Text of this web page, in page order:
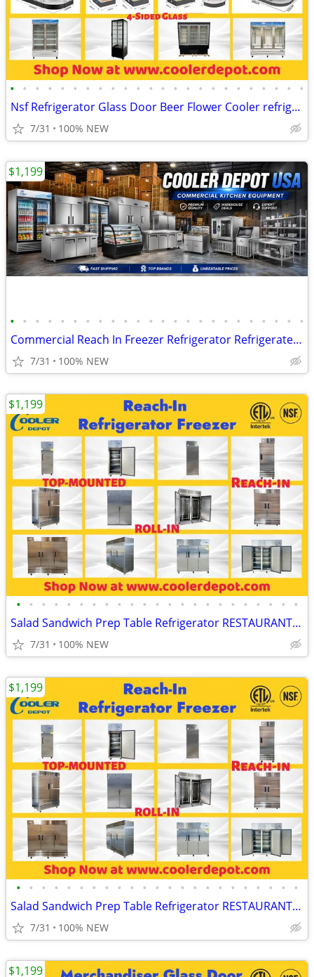
• • • • • • • • • • • • • • • • • • • • • • • •
Nsf Refrigerator Glass Door Beer Flower Cooler refrigerators RESTAURAN
7/31 100% NEW
• • • • • • • • • • • • • • • • • • • • • • • •
Commercial Reach In Freezer Refrigerator Refrigerated Cooler RESTAURAN
7/31 100% NEW
$1,199
• • • • • • • • • • • • • • • • • • • • • • •
Salad Sandwich Prep Table Refrigerator RESTAURANT EQUIPMENT More photo
7/31 100% NEW
$1,199
• • • • • • • • • • • • • • • • • • • • • • •
Salad Sandwich Prep Table Refrigerator RESTAURANT EQUIPMENT More photo
7/31 100% NEW
$1,199
$1,199